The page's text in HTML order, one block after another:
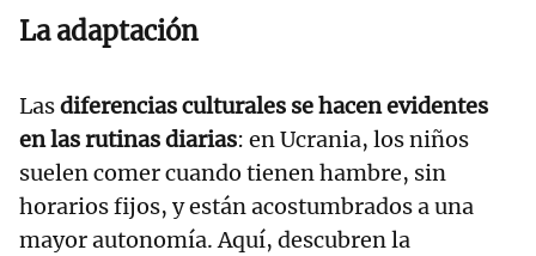
La adaptación
Lasdiferencias culturales se hacen evidentes
en las rutinas diarias: en Ucrania, los niños
suelen comer cuando tienen hambre, sin
horarios fijos, y están acostumbrados a una
mayor autonomía. Aquí, descubren la